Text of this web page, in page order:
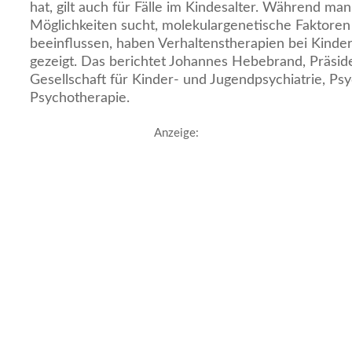
hat, gilt auch für Fälle im Kindesalter. Während
Möglichkeiten sucht, molekulargenetische
beeinflussen, haben Verhaltenstherapien bei
gezeigt. Das berichtet Johannes Hebebrand,
Gesellschaft für Kinder- und Jugendpsychiatrie,
Psychotherapie.
Anzeige: